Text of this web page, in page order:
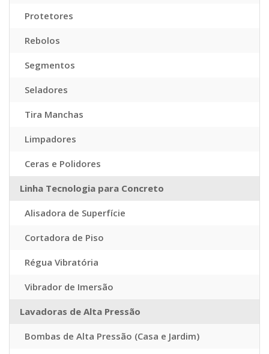
Protetores
Rebolos
Segmentos
Seladores
Tira Manchas
Limpadores
Ceras e Polidores
Linha Tecnologia para Concreto
Alisadora de Superfície
Cortadora de Piso
Régua Vibratória
Vibrador de Imersão
Lavadoras de Alta Pressão
Bombas de Alta Pressão (Casa e Jardim)